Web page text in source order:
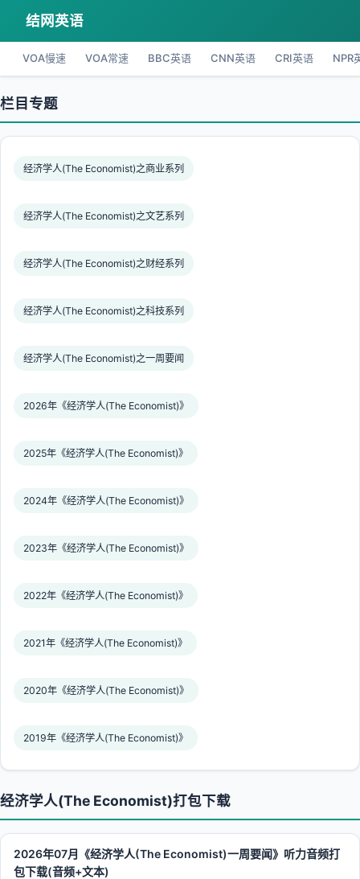
结网英语
VOA慢速 VOA常速 BBC英语 CNN英语 CRI英语 NPR
栏目专题
经济学人(The Economist)之商业系列
经济学人(The Economist)之文艺系列
经济学人(The Economist)之财经系列
经济学人(The Economist)之科技系列
经济学人(The Economist)之一周要闻
2026年《经济学人(The Economist)》
2025年《经济学人(The Economist)》
2024年《经济学人(The Economist)》
2023年《经济学人(The Economist)》
2022年《经济学人(The Economist)》
2021年《经济学人(The Economist)》
2020年《经济学人(The Economist)》
2019年《经济学人(The Economist)》
经济学人(The Economist)打包下载
2026年07月《经济学人(The Economist)一周要闻》听力音频打
包下载(音频+文本)